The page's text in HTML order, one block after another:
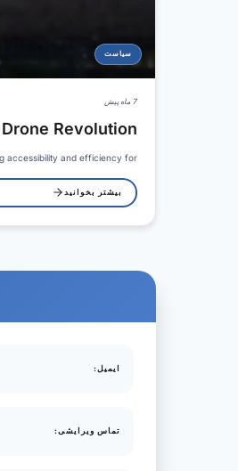
سیاست
7 ماه پیش
Drone Revolution
accessibility and efficiency for…
بیشتر بخوانید
ایمیل:
تماس ویرایشی: